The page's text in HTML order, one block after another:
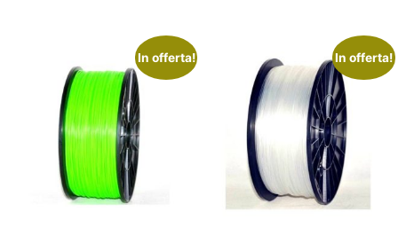
In offerta! In offerta!